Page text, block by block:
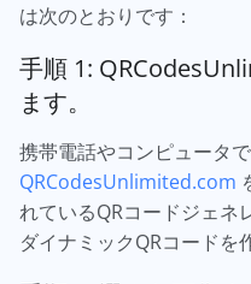
は次のとおりです：
手順 1:
ます。
携帯電話やコンピュータ
QRCodesUnlimited.com
れているQRコードジェネ
ダイナミックQRコードを